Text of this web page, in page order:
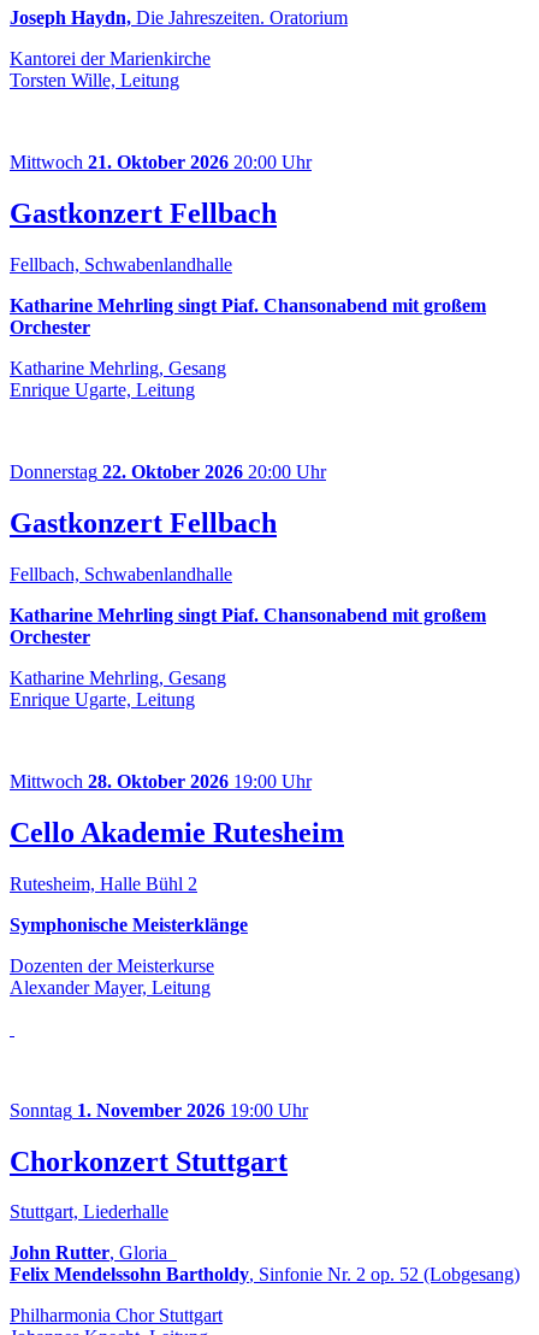
Joseph Haydn, Die Jahreszeiten. Oratorium
Kantorei der Marienkirche
Torsten Wille, Leitung
Mittwoch 21. Oktober 2026 20:00 Uhr
Gastkonzert Fellbach
Fellbach, Schwabenlandhalle
Katharine Mehrling singt Piaf. Chansonabend mit großem
Orchester
Katharine Mehrling, Gesang
Enrique Ugarte, Leitung
Donnerstag 22. Oktober 2026 20:00 Uhr
Gastkonzert Fellbach
Fellbach, Schwabenlandhalle
Katharine Mehrling singt Piaf. Chansonabend mit großem
Orchester
Katharine Mehrling, Gesang
Enrique Ugarte, Leitung
Mittwoch 28. Oktober 2026 19:00 Uhr
Cello Akademie Rutesheim
Rutesheim, Halle Bühl 2
Symphonische Meisterklänge
Dozenten der Meisterkurse
Alexander Mayer, Leitung
Sonntag 1. November 2026 19:00 Uhr
Chorkonzert Stuttgart
Stuttgart, Liederhalle
John Rutter, Gloria
Felix Mendelssohn Bartholdy, Sinfonie Nr. 2 op. 52 (Lobgesang)
Philharmonia Chor Stuttgart